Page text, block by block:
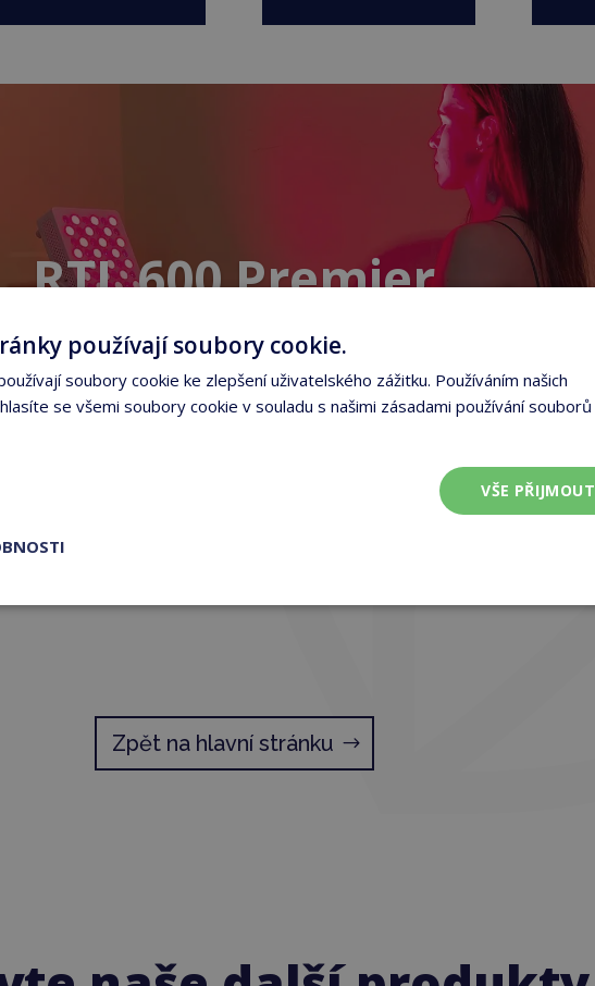
RTL 600 Premier
14 290,- Kč
Prohlédnout produkt
Zpět na hlavní stránku
používají soubory cookie.
soubory cookie ke zlepšení uživatelského zážitku. Používáním našich
se všemi soubory cookie v souladu s našimi zásadami používání souborů
VŠE PŘIJMOUT